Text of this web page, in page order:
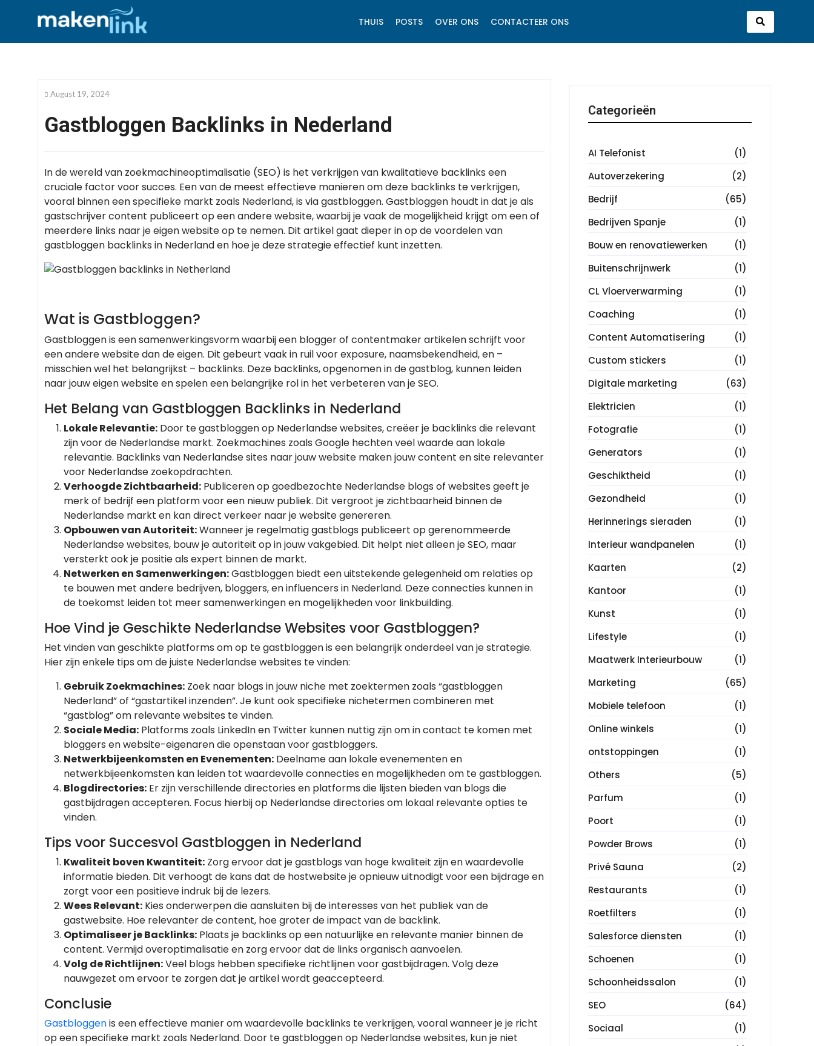
THUIS POSTS OVER ONS CONTACTEER ONS
August 19, 2024
Gastbloggen Backlinks in Nederland
In de wereld van zoekmachineoptimalisatie (SEO) is het verkrijgen van kwalitatieve backlinks een
cruciale factor voor succes. Een van de meest effectieve manieren om deze backlinks te verkrijgen,
vooral binnen een specifieke markt zoals Nederland, is via gastbloggen. Gastbloggen houdt in dat je als
gastschrijver content publiceert op een andere website, waarbij je vaak de mogelijkheid krijgt om een of
meerdere links naar je eigen website op te nemen. Dit artikel gaat dieper in op de voordelen van
gastbloggen backlinks in Nederland en hoe je deze strategie effectief kunt inzetten.
Wat is Gastbloggen?
Gastbloggen is een samenwerkingsvorm waarbij een blogger of contentmaker artikelen schrijft voor
een andere website dan de eigen. Dit gebeurt vaak in ruil voor exposure, naamsbekendheid, en –
misschien wel het belangrijkst – backlinks. Deze backlinks, opgenomen in de gastblog, kunnen leiden
naar jouw eigen website en spelen een belangrijke rol in het verbeteren van je SEO.
Het Belang van Gastbloggen Backlinks in Nederland
Lokale Relevantie: Door te gastbloggen op Nederlandse websites, creëer je backlinks die relevant
zijn voor de Nederlandse markt. Zoekmachines zoals Google hechten veel waarde aan lokale
relevantie. Backlinks van Nederlandse sites naar jouw website maken jouw content en site relevanter
voor Nederlandse zoekopdrachten.
Verhoogde Zichtbaarheid: Publiceren op goedbezochte Nederlandse blogs of websites geeft je
merk of bedrijf een platform voor een nieuw publiek. Dit vergroot je zichtbaarheid binnen de
Nederlandse markt en kan direct verkeer naar je website genereren.
Opbouwen van Autoriteit:Wanneer je regelmatig gastblogs publiceert op gerenommeerde
Nederlandse websites, bouw je autoriteit op in jouw vakgebied. Dit helpt niet alleen je SEO, maar
versterkt ook je positie als expert binnen de markt.
Netwerken en Samenwerkingen:Gastbloggen biedt een uitstekende gelegenheid om relaties op
te bouwen met andere bedrijven, bloggers, en influencers in Nederland. Deze connecties kunnen in
de toekomst leiden tot meer samenwerkingen en mogelijkheden voor linkbuilding.
Hoe Vind je Geschikte Nederlandse Websites voor Gastbloggen?
Het vinden van geschikte platforms om op te gastbloggen is een belangrijk onderdeel van je strategie.
Hier zijn enkele tips om de juiste Nederlandse websites te vinden:
Gebruik Zoekmachines: Zoek naar blogs in jouw niche met zoektermen zoals “gastbloggen
Nederland” of “gastartikel inzenden”. Je kunt ook specifieke nichetermen combineren met
“gastblog” om relevante websites te vinden.
Sociale Media: Platforms zoals LinkedIn en Twitter kunnen nuttig zijn om in contact te komen met
bloggers en website-eigenaren die openstaan voor gastbloggers.
Netwerkbijeenkomsten en Evenementen: Deelname aan lokale evenementen en
netwerkbijeenkomsten kan leiden tot waardevolle connecties en mogelijkheden om te gastbloggen.
Blogdirectories: Er zijn verschillende directories en platforms die lijsten bieden van blogs die
gastbijdragen accepteren. Focus hierbij op Nederlandse directories om lokaal relevante opties te
vinden.
Tips voor Succesvol Gastbloggen in Nederland
Kwaliteit boven Kwantiteit: Zorg ervoor dat je gastblogs van hoge kwaliteit zijn en waardevolle
informatie bieden. Dit verhoogt de kans dat de hostwebsite je opnieuw uitnodigt voor een bijdrage en
zorgt voor een positieve indruk bij de lezers.
Wees Relevant: Kies onderwerpen die aansluiten bij de interesses van het publiek van de
gastwebsite. Hoe relevanter de content, hoe groter de impact van de backlink.
Optimaliseer je Backlinks: Plaats je backlinks op een natuurlijke en relevante manier binnen de
content. Vermijd overoptimalisatie en zorg ervoor dat de links organisch aanvoelen.
Volg de Richtlijnen:Veel blogs hebben specifieke richtlijnen voor gastbijdragen. Volg deze
nauwgezet om ervoor te zorgen dat je artikel wordt geaccepteerd.
Conclusie
Gastbloggenis een effectieve manier om waardevolle backlinks te verkrijgen, vooral wanneer je je richt
op een specifieke markt zoals Nederland. Door te gastbloggen op Nederlandse websites, kun je niet
Categorieën
AI Telefonist
(1)
Autoverzekering
(2)
Bedrijf
(65)
Bedrijven Spanje
(1)
Bouw en renovatiewerken
(1)
Buitenschrijnwerk
(1)
CL Vloerverwarming
(1)
Coaching
(1)
Content Automatisering
(1)
Custom stickers
(1)
Digitale marketing
(63)
Elektricien
(1)
Fotografie
(1)
Generators
(1)
Geschiktheid
(1)
Gezondheid
(1)
Herinnerings sieraden
(1)
Interieur wandpanelen
(1)
Kaarten
(2)
Kantoor
(1)
Kunst
(1)
Lifestyle
(1)
Maatwerk Interieurbouw
(1)
Marketing
(65)
Mobiele telefoon
(1)
Online winkels
(1)
ontstoppingen
(1)
Others
(5)
Parfum
(1)
Poort
(1)
Powder Brows
(1)
Privé Sauna
(2)
Restaurants
(1)
Roetfilters
(1)
Salesforce diensten
(1)
Schoenen
(1)
Schoonheidssalon
(1)
SEO
(64)
Sociaal
(1)